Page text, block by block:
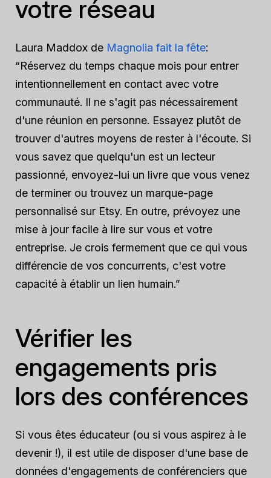
votre réseau
Laura Maddox de Magnolia fait la fête:
“Réservez du temps chaque mois pour entrer
intentionnellement en contact avec votre
communauté. Il ne s'agit pas nécessairement
d'une réunion en personne. Essayez plutôt de
trouver d'autres moyens de rester à l'écoute. Si
vous savez que quelqu'un est un lecteur
passionné, envoyez-lui un livre que vous venez
de terminer ou trouvez un marque-page
personnalisé sur Etsy. En outre, prévoyez une
mise à jour facile à lire sur vous et votre
entreprise. Je crois fermement que ce qui vous
différencie de vos concurrents, c'est votre
capacité à établir un lien humain.”
Vérifier les
engagements pris
lors des conférences
Si vous êtes éducateur (ou si vous aspirez à le
devenir !), il est utile de disposer d'une base de
données d'engagements de conférenciers que